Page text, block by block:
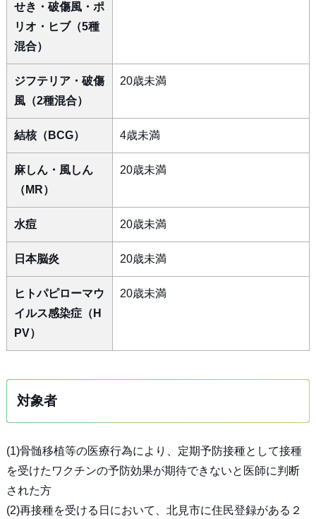
せき・破傷風・ポ
リオ・ヒブ（5種
混合）
ジフテリア・破傷
風（2種混合）
20歳未満
結核（BCG） 4歳未満
麻しん・風しん
（MR）
20歳未満
水痘 20歳未満
日本脳炎 20歳未満
ヒトパピローマウ
イルス感染症（H
PV）
20歳未満
対象者
(1)骨髄移植等の医療行為により、定期予防接種として接種
を受けたワクチンの予防効果が期待できないと医師に判断
された方
(2)再接種を受ける日において、北見市に住民登録がある２